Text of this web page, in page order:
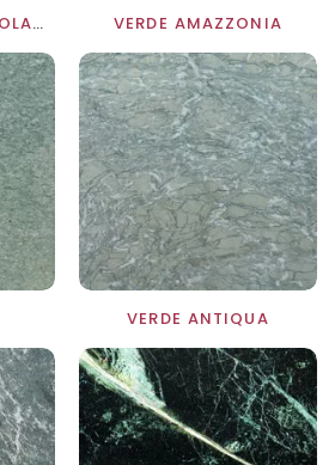
VERDE ALPI SAN NICOLAUS VERDE AMAZZONIA
VERDE ANTIQUA